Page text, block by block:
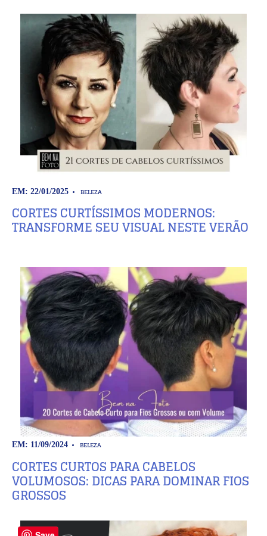
EM: 22/01/2025 BELEZA
CORTES CURTÍSSIMOS MODERNOS:
TRANSFORME SEU VISUAL NESTE VERÃO
EM: 11/09/2024 BELEZA
CORTES CURTOS PARA CABELOS
VOLUMOSOS: DICAS PARA DOMINAR FIOS
GROSSOS